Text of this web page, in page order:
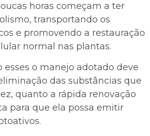
horas começam a ter
transportando os
e promovendo a restauração
normal nas plantas.
esses o manejo adotado deve
das substâncias que
quanto a rápida renovação
para que ela possa emitir